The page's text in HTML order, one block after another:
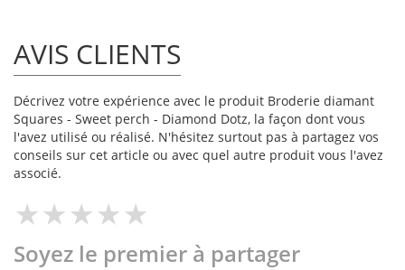
AVIS CLIENTS
Décrivez votre expérience avec le produit Broderie diamant
Squares - Sweet perch - Diamond Dotz, la façon dont vous
l'avez utilisé ou réalisé. N'hésitez surtout pas à partagez vos
conseils sur cet article ou avec quel autre produit vous l'avez
associé.
Soyez le premier à partager